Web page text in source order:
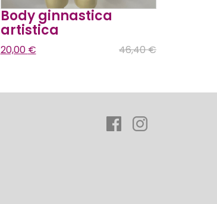
Body ginnastica
artistica
46,40€
20,00 €